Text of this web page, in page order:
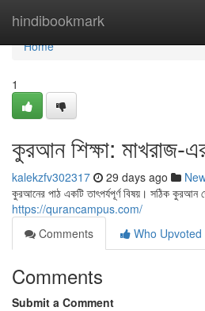
hindibookmark
Home
Home
1
কুরআন শিক্ষা: মাখরাজ-
kalekzfv302317 29 days ago
কুরআনের পাঠ একটি তাৎপর্যপূর্ণ বিষয়। সঠিক কুরআন
https://qurancampus.com/
Comments
Who Upvoted
Comments
Submit a Comment